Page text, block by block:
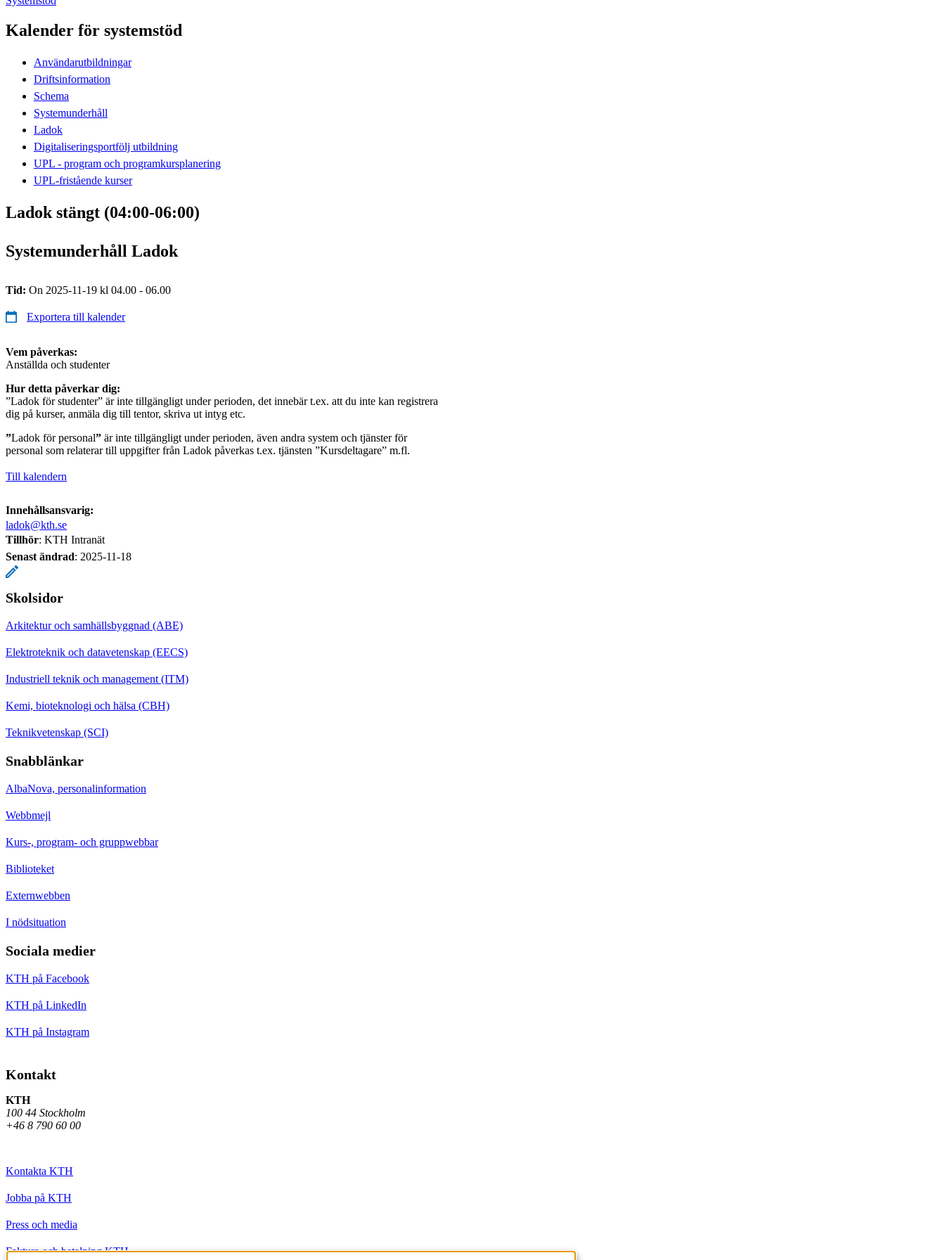
Kalender för systemstöd
Användarutbildningar
Driftsinformation
Schema
Systemunderhåll
Ladok
Digitaliseringsportfölj utbildning
UPL - program och programkursplanering
UPL-fristående kurser
Ladok stängt (04:00-06:00)
Systemunderhåll Ladok
Tid: On 2025-11-19 kl 04.00 - 06.00
Exportera till kalender
Vem påverkas:
Anställda och studenter
Hur detta påverkar dig:
”Ladok för studenter” är inte tillgängligt under perioden, det innebär t.ex. att du inte kan registrera
dig på kurser, anmäla dig till tentor, skriva ut intyg etc.
”Ladok för personal” är inte tillgängligt under perioden, även andra system och tjänster för
personal som relaterar till uppgifter från Ladok påverkas t.ex. tjänsten ”Kursdeltagare” m.fl.
Till kalendern
Innehållsansvarig:
ladok@kth.se
Tillhör: KTH Intranät
Senast ändrad: 2025-11-18
Skolsidor
Arkitektur och samhällsbyggnad (ABE)
Elektroteknik och datavetenskap (EECS)
Industriell teknik och management (ITM)
Kemi, bioteknologi och hälsa (CBH)
Teknikvetenskap (SCI)
Snabblänkar
AlbaNova, personalinformation
Webbmejl
Kurs-, program- och gruppwebbar
Biblioteket
Externwebben
I nödsituation
Sociala medier
KTH på Facebook
KTH på LinkedIn
KTH på Instagram
Kontakt
KTH
100 44 Stockholm
+46 8 790 60 00
Kontakta KTH
Jobba på KTH
Press och media
Faktura och betalning KTH